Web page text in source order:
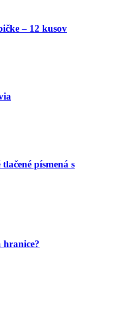
– 12 kusov
písmená s
hranice?